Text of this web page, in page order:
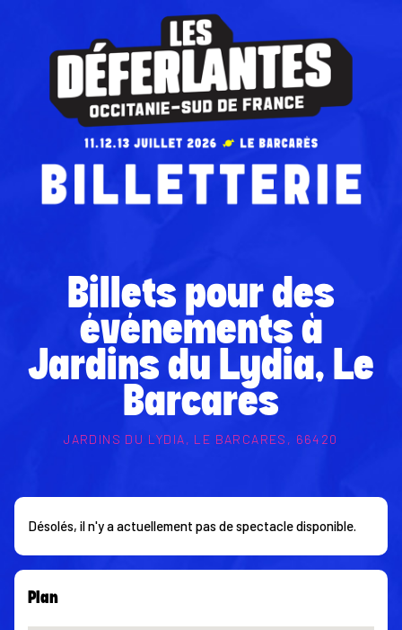
Billets pour des
événements à
Jardins du Lydia, Le
Barcares
JARDINS DU LYDIA, LE BARCARES, 66420
Désolés, il n'y a actuellement pas de spectacle disponible.
Plan